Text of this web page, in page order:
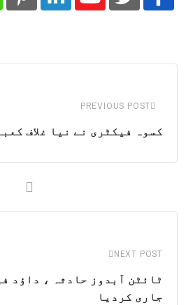
Youtube
PREVIOUS POST
کسوہ فیکٹری نے نیا غلاف
NEXT POST
ٹائٹن آبدوز حادثہ ، داﺅد
جاری کردیا